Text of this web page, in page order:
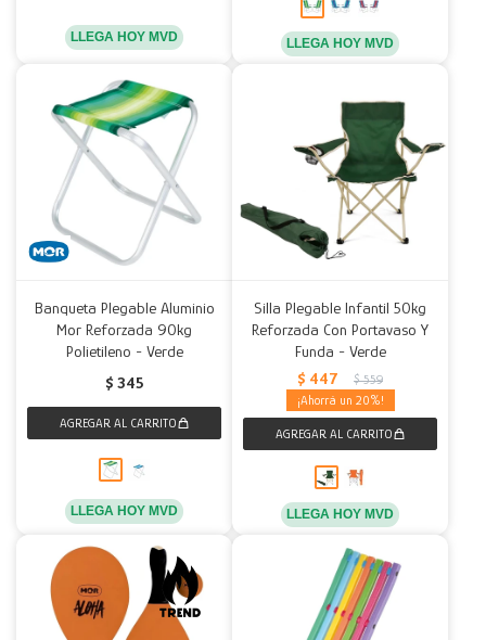
LLEGA HOY MVD LLEGA HOY MVD
Banqueta Plegable Aluminio
Mor Reforzada 90kg
Polietileno - Verde
$ 345
LLEGA HOY MVD
Silla Plegable Infantil 50kg
Reforzada Con Portavaso Y
Funda - Verde
$ 447 $ 559
20
LLEGA HOY MVD